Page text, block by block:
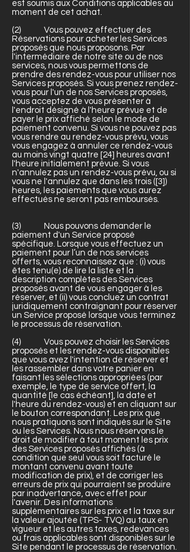
est soumis aux Conditions applicables au
moment de cet achat.
(2) Vous pouvez effectuer des
Réservations pour acheter les Services
proposés que nous proposons. Par
l'intermédiaire de notre site ou de nos
services, nous vous permettons de
prendre des rendez-vous pour utiliser nos
Services proposés. Si vous prenez rendez-
vous pour l'un de nos Services proposés,
vous acceptez de vous présenter à
l'endroit désigné à l'heure prévue et de
payer le prix affiché selon le mode de
paiement convenu. Si vous ne pouvez pas
vous rendre au rendez-vous prévu, vous
vous engagez à annuler ce rendez-vous
au moins vingt quatre [24] heures avant
l'heure initialement prévue. Si vous
n'annulez pas un rendez-vous prévu, ou si
vous ne l'annulez que dans les trois ([3])
heures, les paiements que vous aurez
effectués ne seront pas remboursés.
(3) Nous pouvons demander le
paiement d'un Service proposé
spécifique. Lorsque vous effectuez un
paiement pour l’un de nos services
offerts, vous reconnaissez que : (i) vous
êtes tenu(e) de lire la liste et la
description complètes des Services
proposés avant de vous engager à les
réserver, et (ii) vous concluez un contrat
juridiquement contraignant pour réserver
un Service proposé lorsque vous terminez
le processus de réservation.
(4) Vous pouvez choisir les Services
proposés et les rendez-vous disponibles
que vous avez l'intention de réserver et
les rassembler dans votre panier en
faisant les sélections appropriées (par
exemple, le type de service offert, la
quantité [le cas échéant], la date et
l'heure du rendez-vous) et en cliquant sur
le bouton correspondant. Les prix que
nous pratiquons sont indiqués sur le Site
ou les Services. Nous nous réservons le
droit de modifier à tout moment les prix
des Services proposés affichés (à
condition que seul vous soit facturé le
montant convenu avant toute
modification de prix), et de corriger les
erreurs de prix qui pourraient se produire
par inadvertance, avec effet pour
l'avenir. Des informations
supplémentaires sur les prix et la taxe sur
la valeur ajoutée (TPS- TVQ) au taux en
vigueur et les autres taxes, redevances
ou frais applicables sont disponibles sur le
Site pendant le processus de réservation.